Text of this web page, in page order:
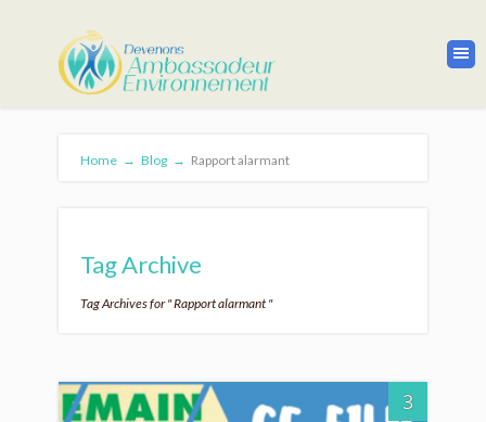
Home → Blog → Rapport alarmant
Tag Archive
Tag Archives for " Rapport alarmant "
3